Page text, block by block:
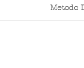
Metodo